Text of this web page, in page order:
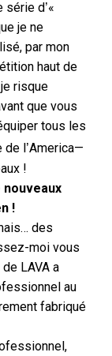
série d’«
je ne
par mon
haut de
risque
que vous
tous les
de l’America—
!
!
des
moi vous
LAVA a
au
fabriqué